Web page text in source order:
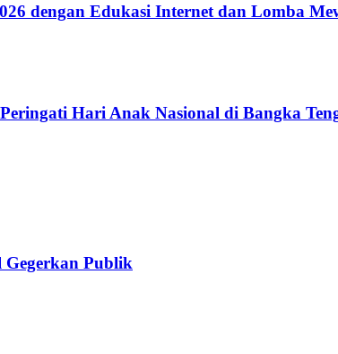
dengan Edukasi Internet dan Lomba
Hari Anak Nasional di Bangka
Gegerkan Publik